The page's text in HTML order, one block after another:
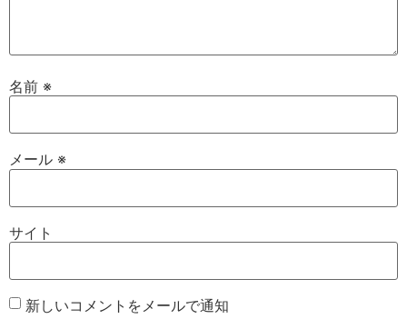
名前 ※
メール ※
サイト
新しいコメントをメールで通知